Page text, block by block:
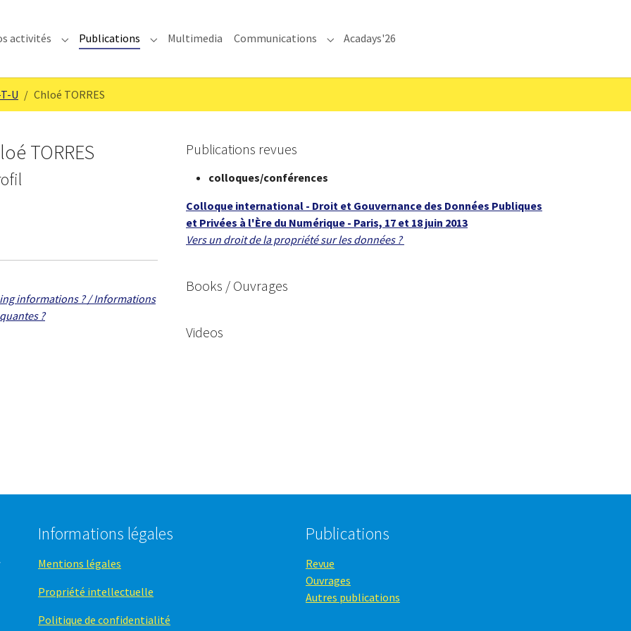
for "IMODEV"
activités Submenu for "Nos activités"
Publications Submenu for "Publications"
Multimedia Communications Submenu for "Communications"
Acadays'26
U Chloé TORRES
Publications revues
colloques/conférences
Colloque international - Droit et Gouvernance des Données Publiques
et Privées à l'Ère du Numérique - Paris, 17 et 18 juin 2013
Vers un droit de la propriété sur les données ?
Books / Ouvrages
Videos
TORRES
informations ? / Informations
?
Informations légales
Mentions légales
Propriété intellectuelle
Politique de confidentialité
Publications
Revue
Ouvrages
Autres publications